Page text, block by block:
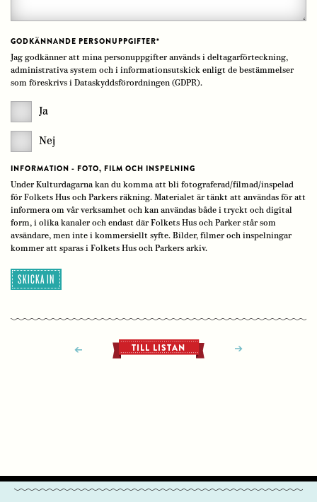
GODKÄNNANDE PERSONUPPGIFTER*
Jag godkänner att mina personuppgifter används i deltagarförteckning,
administrativa system och i informationsutskick enligt de bestämmelser
som föreskrivs i Dataskyddsförordningen (GDPR).
Ja
Nej
INFORMATION - FOTO, FILM OCH INSPELNING
Under Kulturdagarna kan du komma att bli fotograferad/filmad/inspelad
för Folkets Hus och Parkers räkning. Materialet är tänkt att användas för att
informera om vår verksamhet och kan användas både i tryckt och digital
form, i olika kanaler och endast där Folkets Hus och Parker står som
avsändare, men inte i kommersiellt syfte. Bilder, filmer och inspelningar
kommer att sparas i Folkets Hus och Parkers arkiv.
SKICKA IN
TILL LISTAN